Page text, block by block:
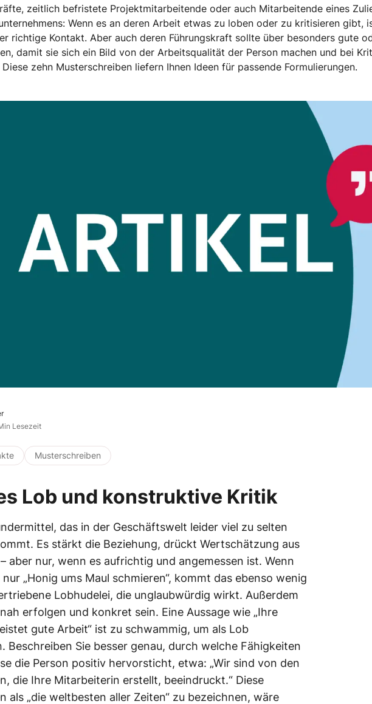
zeitlich befristete Projektmitarbeitende oder auch Mitarbeitende eines
Wenn es an deren Arbeit etwas zu loben oder zu kritisieren gibt,
richtige Kontakt. Aber auch deren Führungskraft sollte über besonders gute
damit sie sich ein Bild von der Arbeitsqualität der Person machen und bei
zehn Musterschreiben liefern Ihnen Ideen für passende Formulierungen.
Lesezeit
Musterschreiben
Lob und konstruktive Kritik
das in der Geschäftswelt leider viel zu selten
Es stärkt die Beziehung, drückt Wertschätzung aus
aber nur, wenn es aufrichtig und angemessen ist. Wenn
nur „Honig ums Maul schmieren“, kommt das ebenso wenig
Lobhudelei, die unglaubwürdig wirkt. Außerdem
erfolgen und konkret sein. Eine Aussage wie „Ihre
gute Arbeit“ ist zu schwammig, um als Lob
Beschreiben Sie besser genau, durch welche Fähigkeiten
die Person positiv hervorsticht, etwa: „Wir sind von den
die Ihre Mitarbeiterin erstellt, beeindruckt.“ Diese
als „die weltbesten aller Zeiten“ zu bezeichnen, wäre